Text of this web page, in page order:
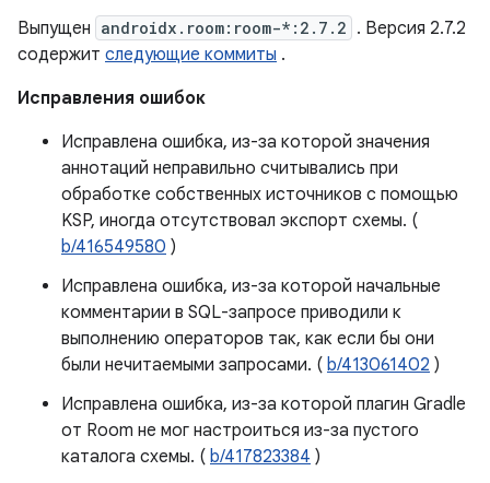
Выпущен androidx.room:room-*:2.7.2 . Версия 2.7.2
содержит следующие коммиты .
Исправления ошибок
Исправлена ​​ошибка, из-за которой значения
аннотаций неправильно считывались при
обработке собственных источников с помощью
KSP, иногда отсутствовал экспорт схемы. (
b/416549580 )
Исправлена ​​ошибка, из-за которой начальные
комментарии в SQL-запросе приводили к
выполнению операторов так, как если бы они
были нечитаемыми запросами. ( b/413061402 )
Исправлена ​​ошибка, из-за которой плагин Gradle
от Room не мог настроиться из-за пустого
каталога схемы. ( b/417823384 )